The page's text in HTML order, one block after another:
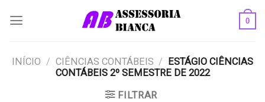
0
INÍCIO / CIÊNCIAS CONTÁBEIS / ESTÁGIO CIÊNCIAS
CONTÁBEIS 2º SEMESTRE DE 2022
FILTRAR